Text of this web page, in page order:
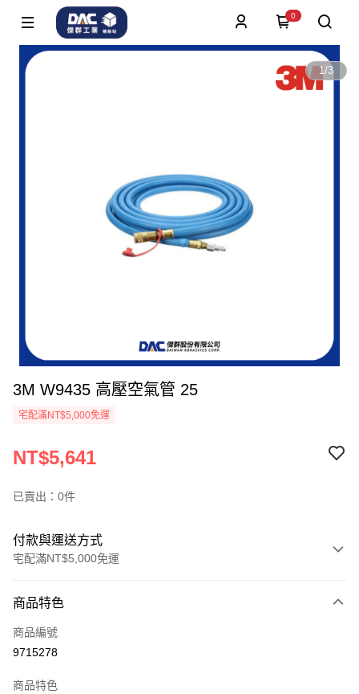
0
1/3
3M W9435 高壓空氣管 25
宅配滿NT$5,000免運
NT$5,641
已賣出：0件
付款與運送方式
宅配滿NT$5,000免運
信用卡一次付款
超商取貨付款
商品特色
商品編號
9715278
商品特色